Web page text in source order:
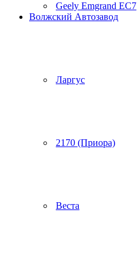
Geely Emgrand EC7
Волжский Автозавод
Ларгус
2170 (Приора)
Веста